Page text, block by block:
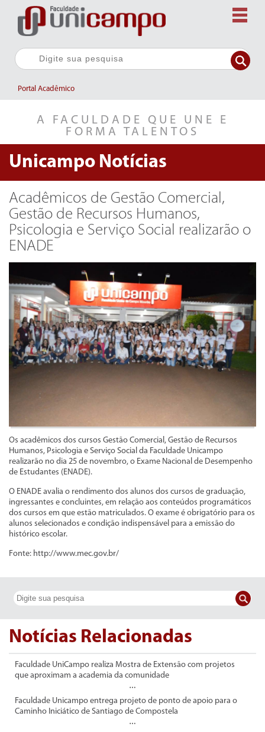
Portal Acadêmico
A FACULDADE QUE UNE E
FORMA TALENTOS
Unicampo Notícias
Acadêmicos de Gestão Comercial,
Gestão de Recursos Humanos,
Psicologia e Serviço Social realizarão o
ENADE
Os acadêmicos dos cursos Gestão Comercial, Gestão de Recursos
Humanos, Psicologia e Serviço Social da Faculdade Unicampo
realizarão no dia 25 de novembro, o Exame Nacional de Desempenho
de Estudantes (ENADE).
O ENADE avalia o rendimento dos alunos dos cursos de graduação,
ingressantes e concluintes, em relação aos conteúdos programáticos
dos cursos em que estão matriculados. O exame é obrigatório para os
alunos selecionados e condição indispensável para a emissão do
histórico escolar.
Fonte: http://www.mec.gov.br/
Notícias Relacionadas
Faculdade UniCampo realiza Mostra de Extensão com projetos
que aproximam a academia da comunidade
Faculdade Unicampo entrega projeto de ponto de apoio para o
Caminho Iniciático de Santiago de Compostela